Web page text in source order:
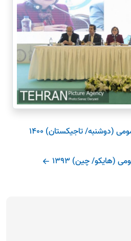
تاجیکستان) 1400
(هایکو/ چین) 1393